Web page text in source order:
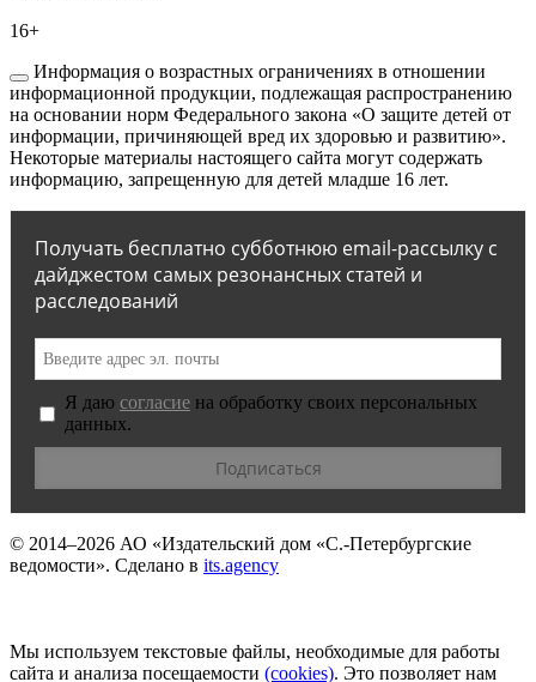
16+
Информация о возрастных ограничениях в отношении
информационной продукции, подлежащая распространению
на основании норм Федерального закона «О защите детей от
информации, причиняющей вред их здоровью и развитию».
Некоторые материалы настоящего сайта могут содержать
информацию, запрещенную для детей младше 16 лет.
Получать бесплатно субботнюю email-рассылку с
дайджестом самых резонансных статей и
расследований
Я даю согласие на обработку своих персональных
данных.
© 2014–2026 АО «Издательский дом «С.-Петербургские
ведомости». Сделано в its.agency
Мы используем текстовые файлы, необходимые для работы
сайта и анализа посещаемости (сookies). Это позволяет нам